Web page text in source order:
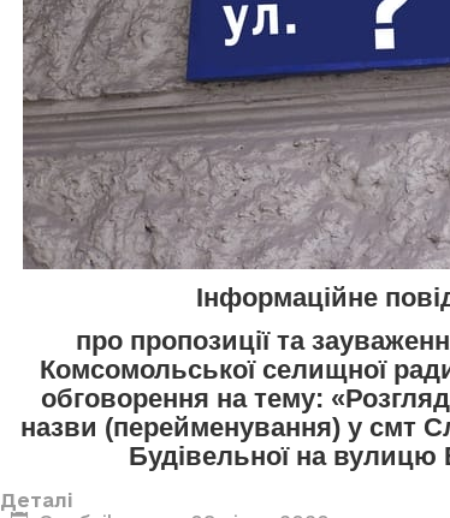
Інформаційне
про пропозиції та
Комсомольської селищної
обговорення на тему:
назви (перейменування) у смт
Будівельної на
Деталі